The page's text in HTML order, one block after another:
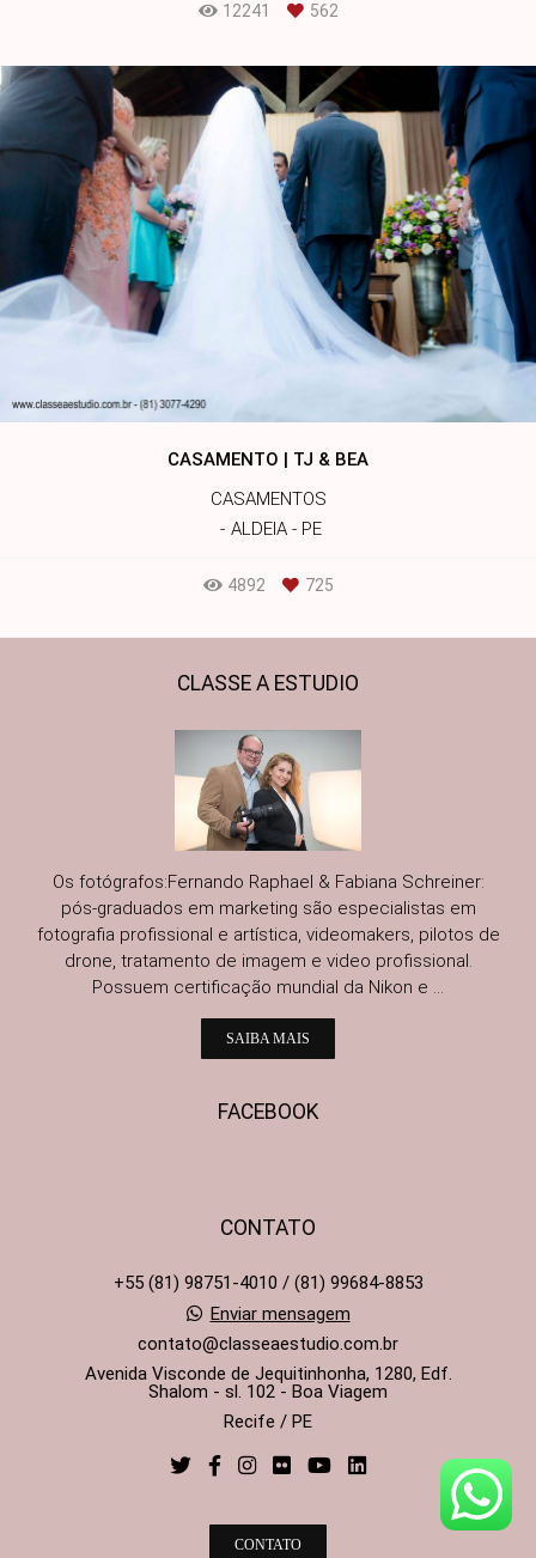
12241 562
CASAMENTO | TJ & BEA
CASAMENTOS
ALDEIA - PE
4892 725
CLASSE A ESTUDIO
Os fotógrafos:Fernando Raphael & Fabiana Schreiner:
pós-graduados em marketing são especialistas em
fotografia profissional e artística, videomakers, pilotos de
drone, tratamento de imagem e video profissional.
Possuem certificação mundial da Nikon e ...
SAIBA MAIS
FACEBOOK
CONTATO
+55 (81) 98751-4010 / (81) 99684-8853
Enviar mensagem
contato@classeaestudio.com.br
Avenida Visconde de Jequitinhonha, 1280, Edf.
Shalom - sl. 102 - Boa Viagem
Recife / PE
CONTATO